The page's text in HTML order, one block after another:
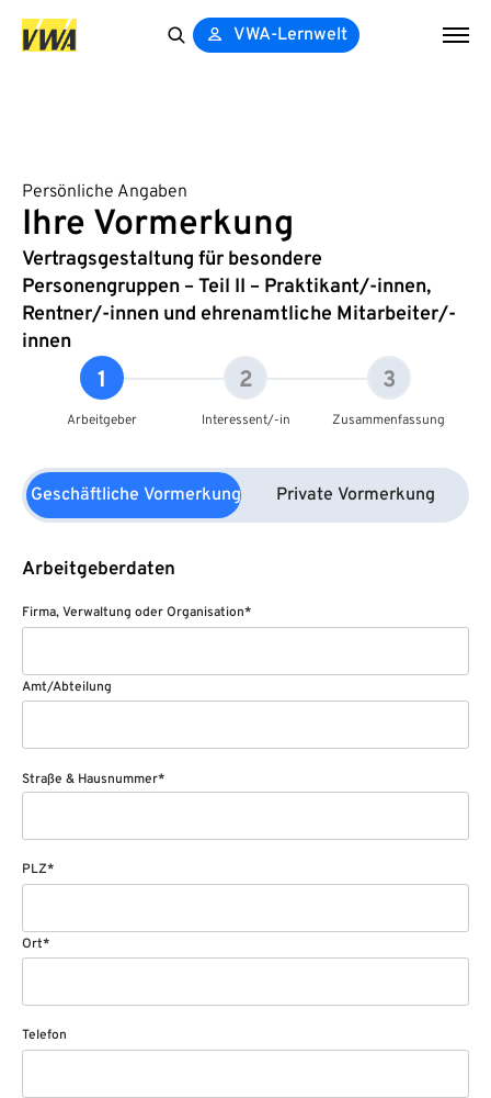
VWA-Lernwelt
Persönliche Angaben
Ihre Vormerkung
Vertragsgestaltung für besondere
Personengruppen – Teil II – Praktikant/-innen,
Rentner/-innen und ehrenamtliche Mitarbeiter/-
innen
1
Arbeitgeber
2
Interessent/-in
3
Zusammenfassung
Geschäftliche Vormerkung Private Vormerkung
Arbeitgeberdaten
Firma, Verwaltung oder Organisation*
Amt/Abteilung
Straße & Hausnummer*
PLZ*
Ort*
Telefon